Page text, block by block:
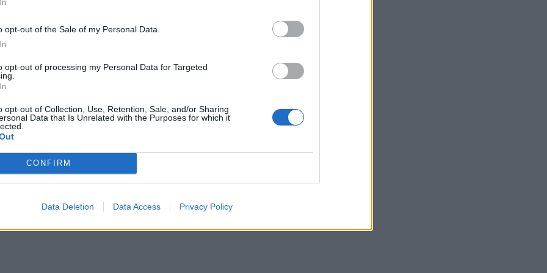
opt-out of the Sale of my Personal Data.
opt-out of processing my Personal Data for Targeted
opt-out of Collection, Use, Retention, Sale, and/or Sharing
Data that Is Unrelated with the Purposes for which it
CONFIRM
Data Deletion Data Access Privacy Policy
hacking” \l “img-1